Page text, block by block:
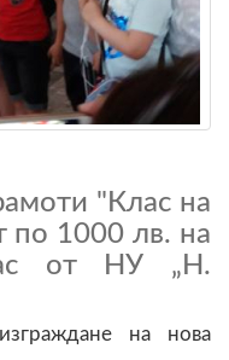
"Клас на
по 1000 лв. на
от НУ „Н.
на нова